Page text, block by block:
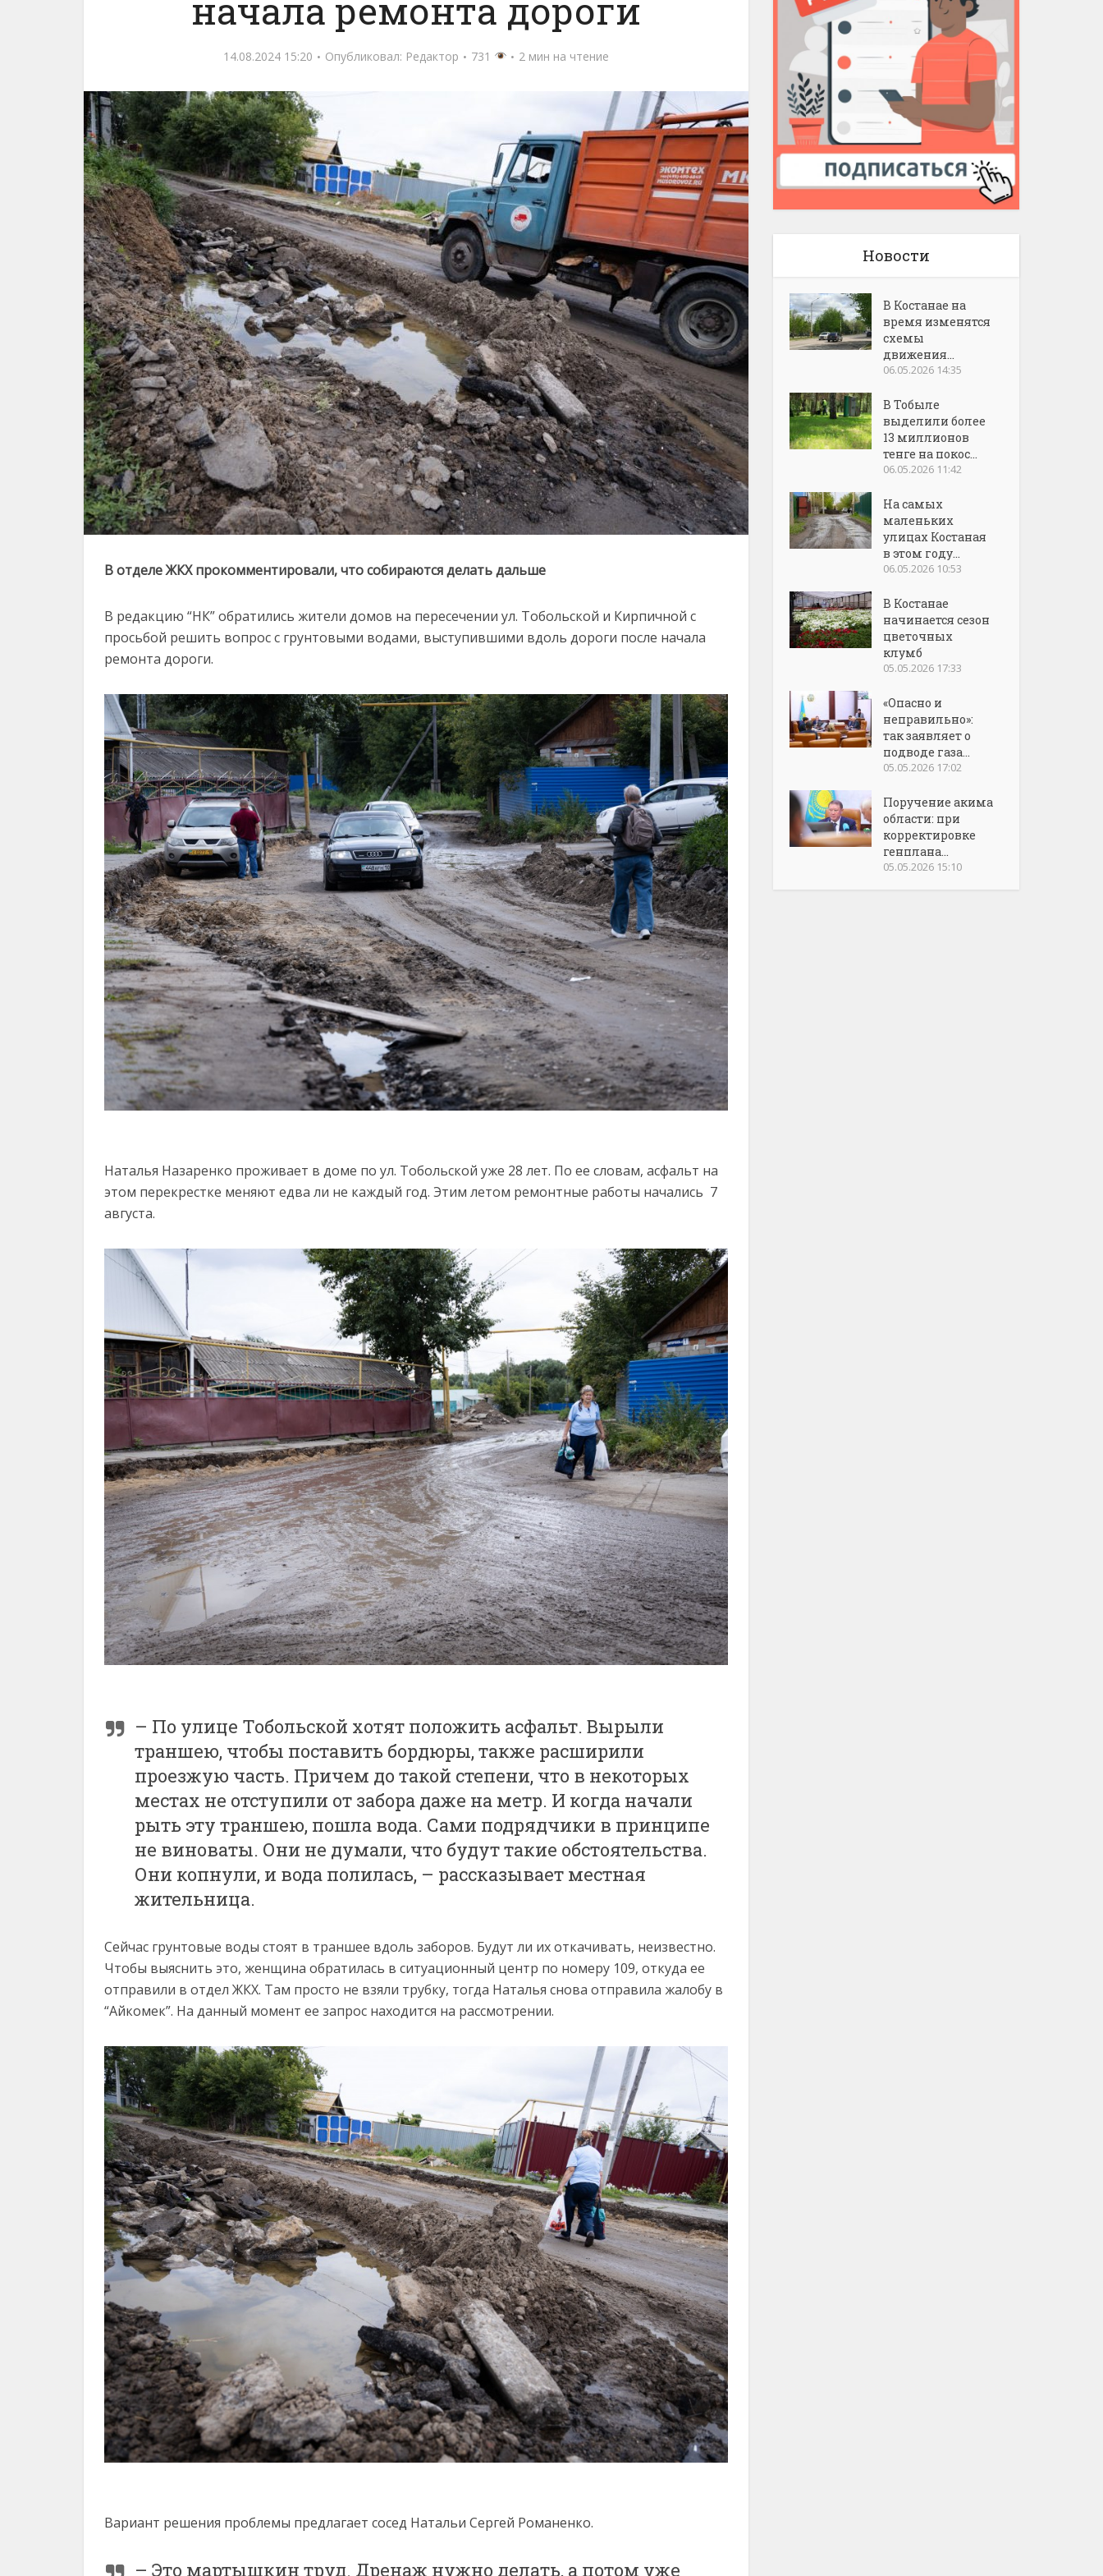
начала ремонта дороги
14.08.2024 15:20 Опубликовал: Редактор 731 2 мин на чтение
В отделе ЖКХ прокомментировали, что собираются делать дальше
В редакцию “НК” обратились жители домов на пересечении ул. Тобольской и Кирпичной с
просьбой решить вопрос с грунтовыми водами, выступившими вдоль дороги после начала
ремонта дороги.
Наталья Назаренко проживает в доме по ул. Тобольской уже 28 лет. По ее словам, асфальт на
этом перекрестке меняют едва ли не каждый год. Этим летом ремонтные работы начались 7
августа.
– По улице Тобольской хотят положить асфальт. Вырыли
траншею, чтобы поставить бордюры, также расширили
проезжую часть. Причем до такой степени, что в некоторых
местах не отступили от забора даже на метр. И когда начали
рыть эту траншею, пошла вода. Сами подрядчики в принципе
не виноваты. Они не думали, что будут такие обстоятельства.
Они копнули, и вода полилась, – рассказывает местная
жительница.
Сейчас грунтовые воды стоят в траншее вдоль заборов. Будут ли их откачивать, неизвестно.
Чтобы выяснить это, женщина обратилась в ситуационный центр по номеру 109, откуда ее
отправили в отдел ЖКХ. Там просто не взяли трубку, тогда Наталья снова отправила жалобу в
“Айкомек”. На данный момент ее запрос находится на рассмотрении.
Вариант решения проблемы предлагает сосед Натальи Сергей Романенко.
– Это мартышкин труд. Дренаж нужно делать, а потом уже
Новости
В Костанае на
время изменятся
схемы
движения...
06.05.2026 14:35
В Тобыле
выделили более
13 миллионов
тенге на покос...
06.05.2026 11:42
На самых
маленьких
улицах Костаная
в этом году...
06.05.2026 10:53
В Костанае
начинается сезон
цветочных
клумб
05.05.2026 17:33
«Опасно и
неправильно»:
так заявляет о
подводе газа...
05.05.2026 17:02
Поручение акима
области: при
корректировке
генплана...
05.05.2026 15:10